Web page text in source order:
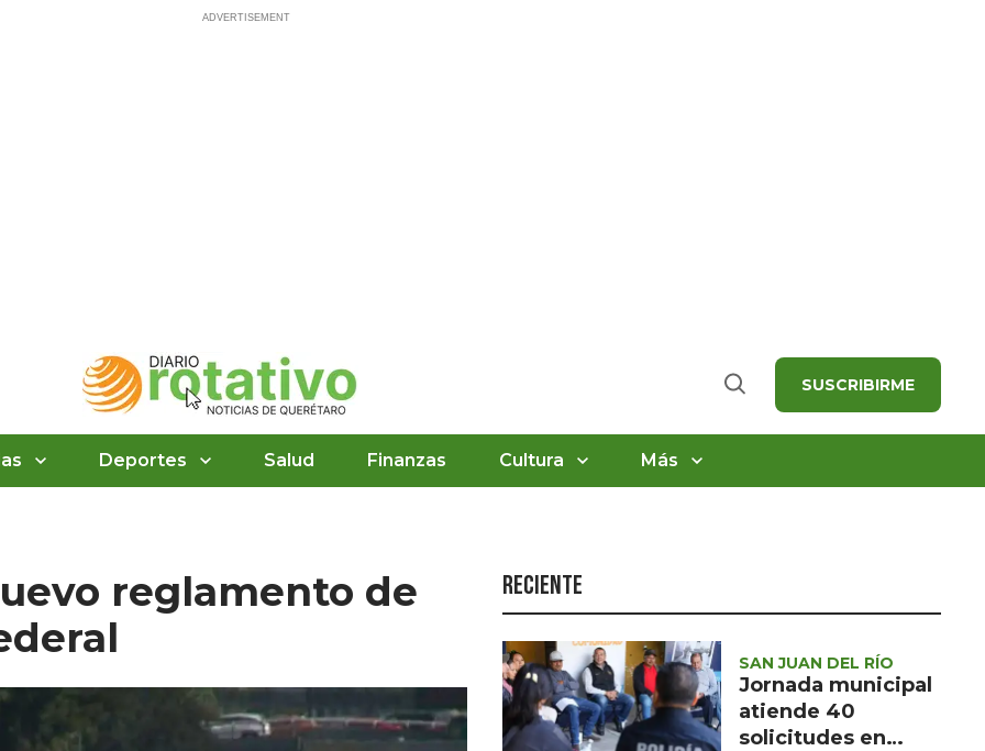
Buscar SUSCRIBIRME
Deportes Salud Finanzas Cultura Más
Política
Turismo
Asuntos Sociales
Estilo de vida
reglamento de
Reciente
SAN JUAN DEL RÍO
Jornada municipal
atiende 40
solicitudes en